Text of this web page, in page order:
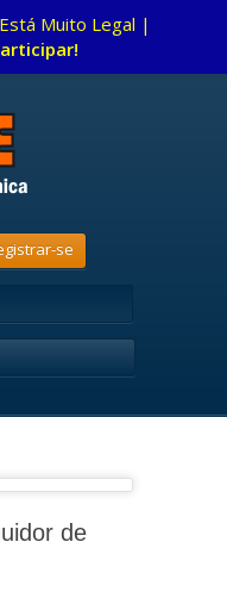
se
de
Muito Legal |